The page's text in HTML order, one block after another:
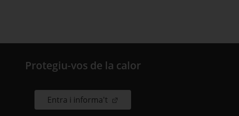
Protegiu-vos de la calor
Entra i informa't . Obre en una nova finestra.